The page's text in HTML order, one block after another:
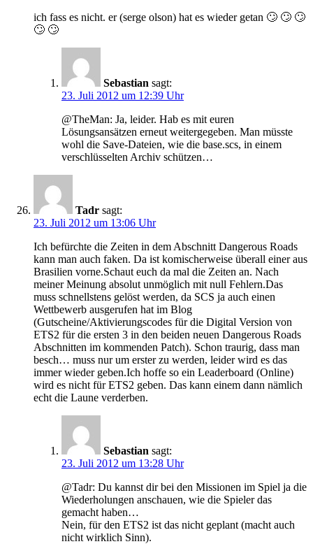
ich fass es nicht. er (serge olson) hat es wieder getan 🙄 🙄 🙄
🙄 🙄
Sebastian sagt:
23. Juli 2012 um 12:39 Uhr
@TheMan: Ja, leider. Hab es mit euren
Lösungsansätzen erneut weitergegeben. Man müsste
wohl die Save-Dateien, wie die base.scs, in einem
verschlüsselten Archiv schützen…
Tadr sagt:
23. Juli 2012 um 13:06 Uhr
Ich befürchte die Zeiten in dem Abschnitt Dangerous Roads
kann man auch faken. Da ist komischerweise überall einer aus
Brasilien vorne.Schaut euch da mal die Zeiten an. Nach
meiner Meinung absolut unmöglich mit null Fehlern.Das
muss schnellstens gelöst werden, da SCS ja auch einen
Wettbewerb ausgerufen hat im Blog
(Gutscheine/Aktivierungscodes für die Digital Version von
ETS2 für die ersten 3 in den beiden neuen Dangerous Roads
Abschnitten im kommenden Patch). Schon traurig, dass man
besch… muss nur um erster zu werden, leider wird es das
immer wieder geben.Ich hoffe so ein Leaderboard (Online)
wird es nicht für ETS2 geben. Das kann einem dann nämlich
echt die Laune verderben.
Sebastian sagt:
23. Juli 2012 um 13:28 Uhr
@Tadr: Du kannst dir bei den Missionen im Spiel ja die
Wiederholungen anschauen, wie die Spieler das
gemacht haben…
Nein, für den ETS2 ist das nicht geplant (macht auch
nicht wirklich Sinn).